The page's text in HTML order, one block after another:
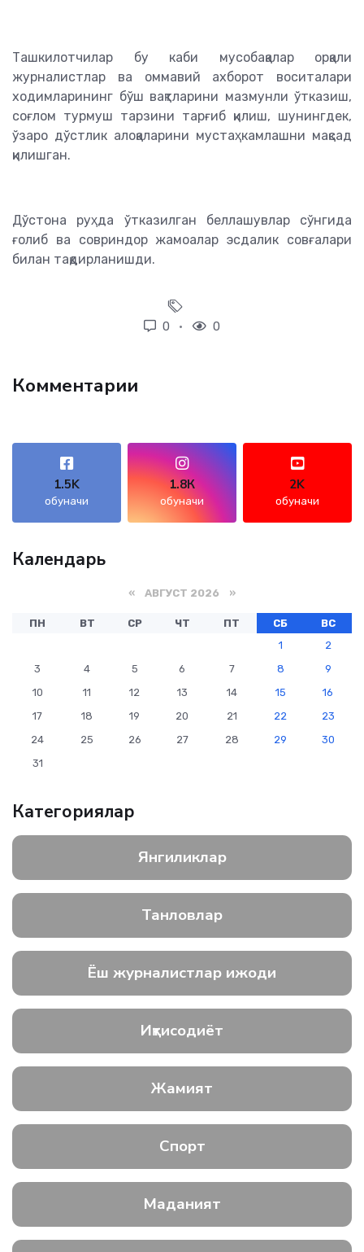
Ташкилотчилар бу каби мусобақалар орқали
журналистлар ва оммавий ахборот воситалари
ходимларининг бўш вақтларини мазмунли ўтказиш,
соғлом турмуш тарзини тарғиб қилиш, шунингдек,
ўзаро дўстлик алоқаларини мустаҳкамлашни мақсад
қилишган.
Дўстона руҳда ўтказилган беллашувлар сўнгида
ғолиб ва совриндор жамоалар эсдалик совғалари
билан тақдирланишди.
0 0
Комментарии
1.5K
обуначи
1.8К
обуначи
2K
обуначи
Календарь
« АВГУСТ 2026 »
ПН ВТ СР ЧТ ПТ СБ
ВС
1
2
3
4 5 6 7 8
9
10
11 12 13 14 15
16
17
18 19 20 21 22
23
24
25 26 27 28 29
30
31
Категориялар
Янгиликлар
Танловлар
Ёш журналистлар ижоди
Иқтисодиёт
Жамият
Спорт
Маданият